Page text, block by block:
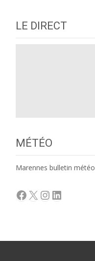
LE DIRECT
MÉTÉO
Marennes bulletin météo
Facebook
X Instagram
LinkedIn